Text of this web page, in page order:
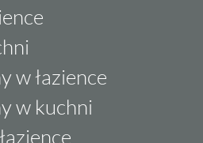
w łazience
w kuchni